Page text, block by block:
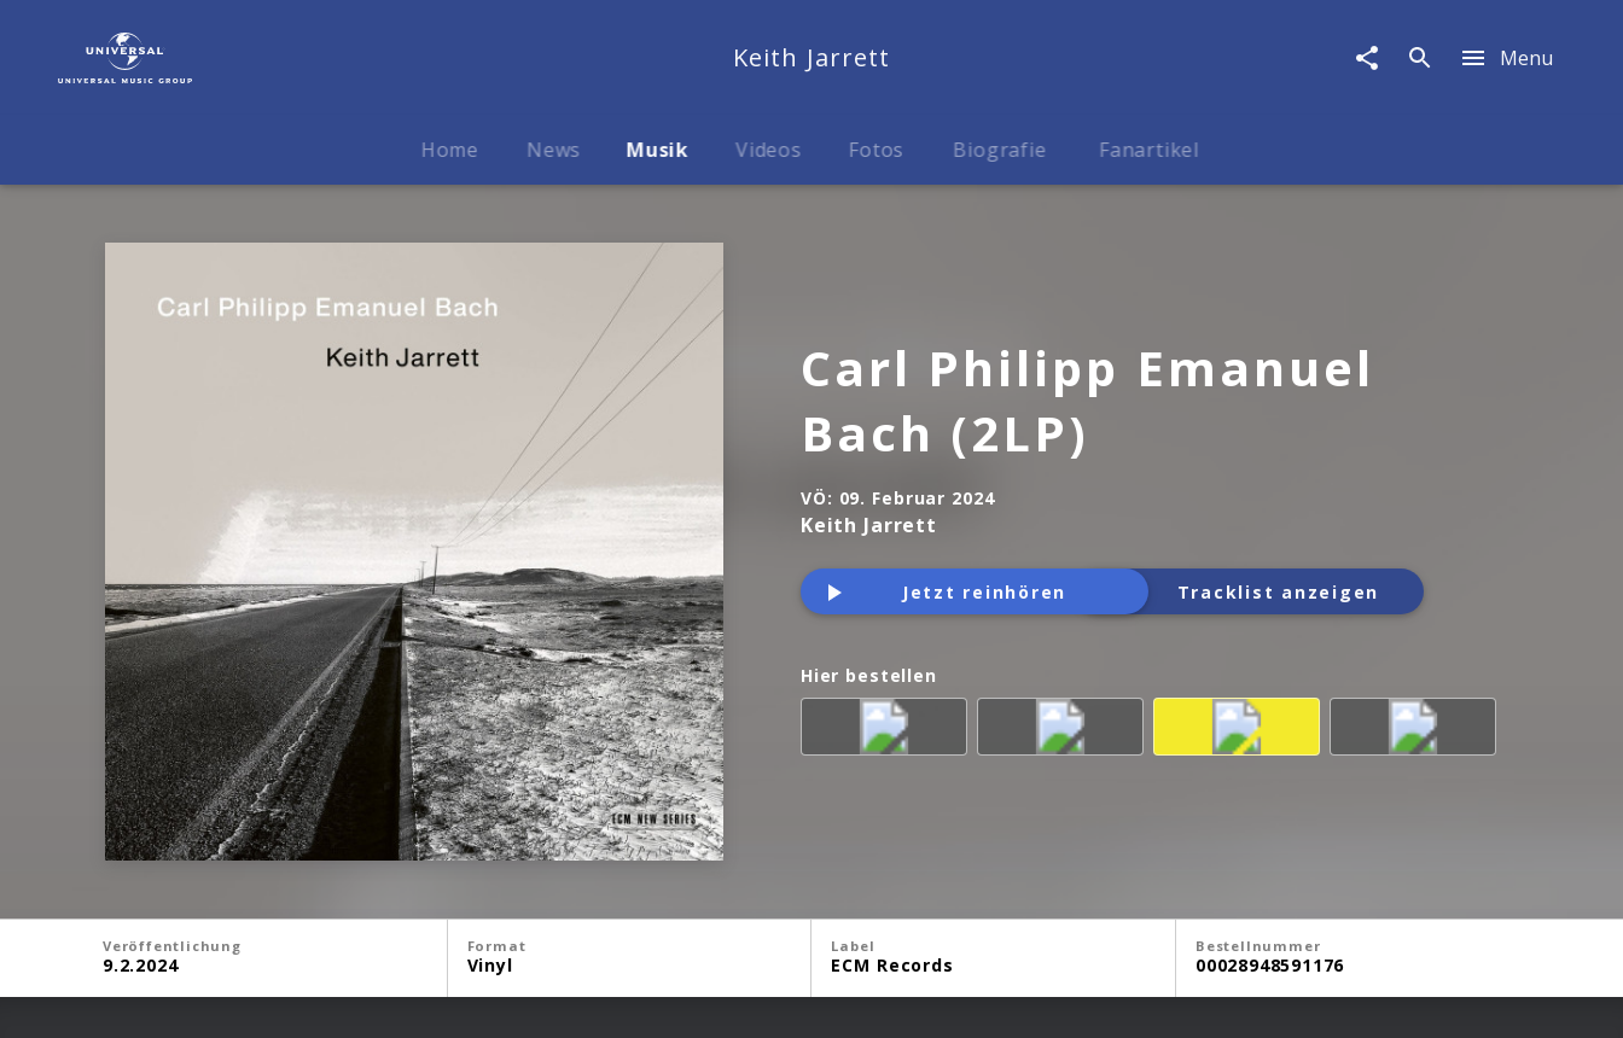
Philipp
Keith Jarrett Menu
Home News Musik Videos Fotos Biografie Fanartikel
Carl Philipp Emanuel
Bach (2LP)
VÖ: 09. Februar 2024
Keith Jarrett
Jetzt reinhören Tracklist anzeigen
Hier bestellen
Veröffentlichung
9.2.2024
Format
Vinyl
Label
ECM Records
Bestellnummer
00028948591176